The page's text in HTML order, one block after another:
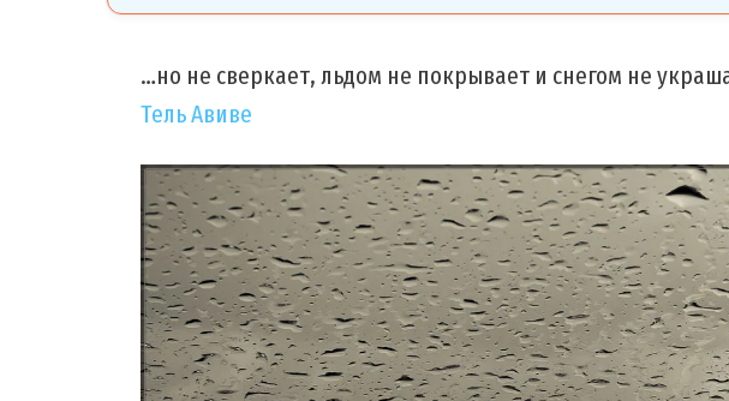
…но не сверкает, льдом не покрывает и снегом не
Тель Авиве